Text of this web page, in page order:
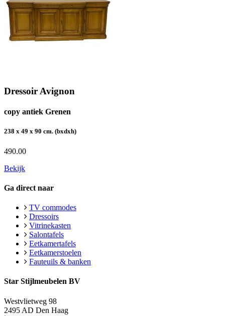
Dressoir Avignon
copy antiek Grenen
238 x 49 x 90 cm. (bxdxh)
490.00
Bekijk
Ga direct naar
TV commodes
Dressoirs
Vitrinekasten
Salontafels
Eetkamertafels
Eetkamerstoelen
Fauteuils & banken
Star Stijlmeubelen BV
Westvlietweg 98
2495 AD Den Haag